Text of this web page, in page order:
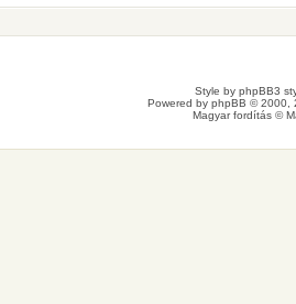
Style by phpBB3
Powered by phpBB © 2000,
Magyar fordítás ©